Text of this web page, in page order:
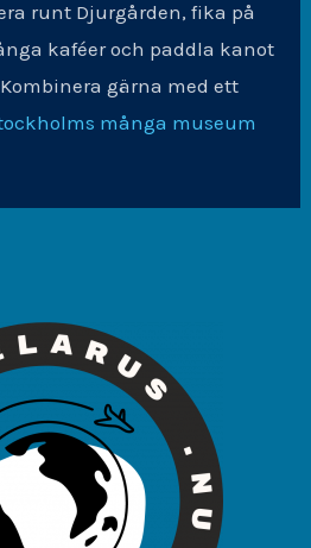
runt Djurgården, fika på
kaféer och paddla kanot
gärna med ett
många museum